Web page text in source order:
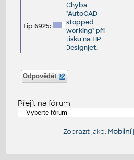
Tip 6925:
Chyba
"AutoCAD
stopped
working" při
tisku na HP
Designjet.
Odpovědět
Přejít na fórum
Zobrazit jako: Mobilní|